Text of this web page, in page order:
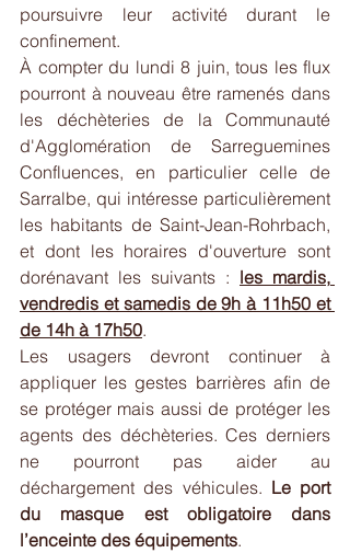
poursuivre leur activité durant le
confinement.
À compter du lundi 8 juin, tous les flux
pourront à nouveau être ramenés dans
les déchèteries de la Communauté
d'Agglomération de Sarreguemines
Confluences, en particulier celle de
Sarralbe, qui intéresse particulièrement
les habitants de Saint-Jean-Rohrbach,
et dont les horaires d'ouverture sont
dorénavant les suivants : les mardis,
vendredis et samedis de 9h à 11h50 et
de 14h à 17h50.
Les usagers devront continuer à
appliquer les gestes barrières afin de
se protéger mais aussi de protéger les
agents des déchèteries. Ces derniers
ne pourront pas aider au
déchargement des véhicules. Le port
du masque est obligatoire dans
l’enceinte des équipements.